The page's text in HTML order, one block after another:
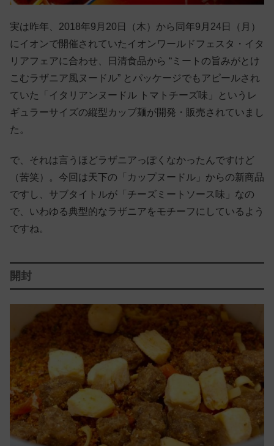
実は昨年、2018年9月20日（木）から同年9月24日（月）
にイオンで開催されていたイオンワールドフェスタ・イタ
リアフェアに合わせ、日清食品から “ミートの旨みがとけ
こむラザニア風ヌードル” とパッケージでもアピールされ
ていた「イタリアンヌードル トマトチーズ味」というレ
ギュラーサイズの縦型カップ麺が開発・販売されていまし
た。
で、それは言うほどラザニアっぽくなかったんですけど
（苦笑）。今回は天下の「カップヌードル」からの新商品
ですし、サブタイトルが「チーズミートソース味」なの
で、いわゆる典型的なラザニアをモチーフにしているよう
ですね。
開封